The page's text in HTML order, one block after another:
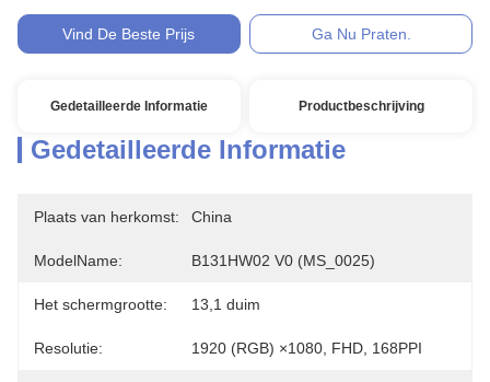
Vind De Beste Prijs Ga Nu Praten.
Gedetailleerde Informatie Productbeschrijving
Gedetailleerde Informatie
Plaats van herkomst: China
ModelName: B131HW02 V0 (MS_0025)
Het schermgrootte: 13,1 duim
Resolutie: 1920 (RGB) ×1080, FHD, 168PPI